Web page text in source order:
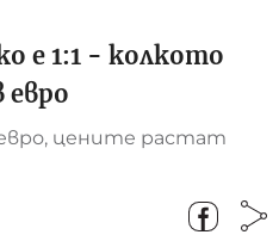
е 1:1 - колкото
евро
цените растат